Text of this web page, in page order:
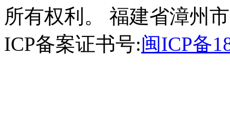
所有权利。 福建省漳州
ICP备案证书号:闽ICP备